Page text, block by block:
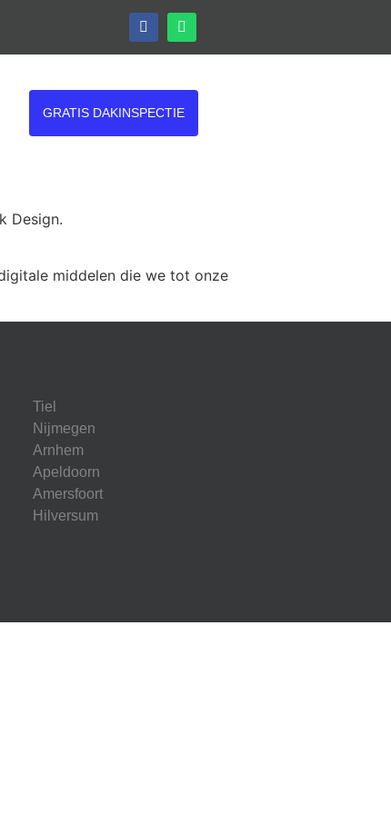
GRATIS DAKINSPECTIE
Design.
middelen die we tot onze
Tiel
Nijmegen
Arnhem
Apeldoorn
Amersfoort
Hilversum